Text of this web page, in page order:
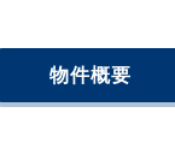
物件概要